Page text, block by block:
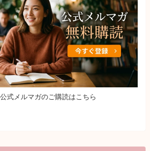
メルマガのご購読はこちら